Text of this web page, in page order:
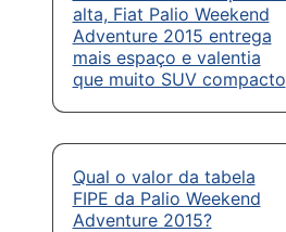
alta, Fiat Palio Weekend
Adventure 2015 entrega
mais espaço e valentia
que muito SUV compacto
Qual o valor da tabela
FIPE da Palio Weekend
Adventure 2015?